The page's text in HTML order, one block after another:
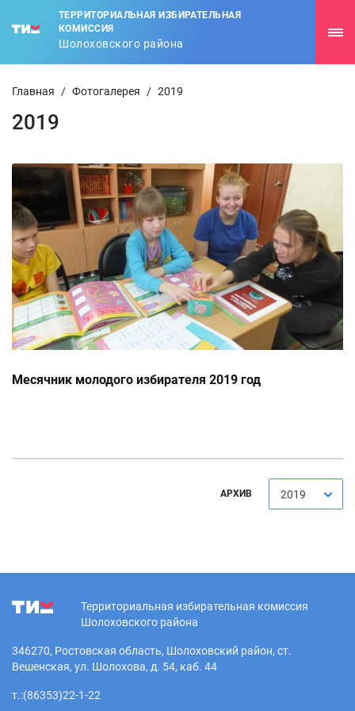
ТЕРРИТОРИАЛЬНАЯ ИЗБИРАТЕЛЬНАЯ
КОМИССИЯ
Шолоховского района
Главная / Фотогалерея / 2019
2019
Месячник молодого избирателя 2019 год
АРХИВ 2019
Территориальная избирательная комиссия
Шолоховского района
346270, Ростовская область, Шолоховский район, ст.
Вешенская, ул. Шолохова, д. 54, каб. 44
т.:(86353)22-1-22